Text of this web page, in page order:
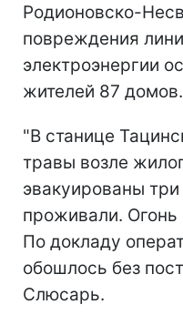
Родионовско-
повреждения
электроэнергии
жителей 87
"В станице
травы возле
эвакуированы
проживали. Огонь
По докладу
обошлось без
Слюсарь.